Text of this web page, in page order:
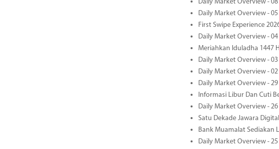
Daily Market Overview - 08
Daily Market Overview - 05
First Swipe Experience
Daily Market Overview - 04
Meriahkan Iduladha 1447
Daily Market Overview - 03
Daily Market Overview - 02
Daily Market Overview - 29
Informasi Libur Dan Cuti
Daily Market Overview - 26
Satu Dekade Jawara
Bank Muamalat Sediakan
Daily Market Overview - 25